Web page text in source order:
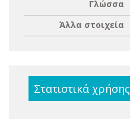
Γλώσσα
Άλλα στοιχεία
Στατιστικά χρήσης